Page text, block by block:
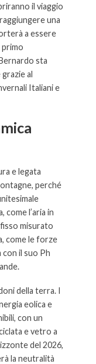
il viaggio
una
a essere
sta
al
Italiani e
e legata
perché
l’aria in
misurato
come le forze
con il suo Ph
della terra. I
eolica e
con un
e vetro a
del 2026,
la neutralità